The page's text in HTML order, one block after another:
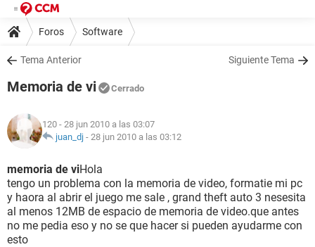
Foros Software
Tema Anterior Siguiente Tema
Memoria de vi Cerrado
120 - 28 jun 2010 a las 03:07
juan_dj - 28 jun 2010 a las 03:12
memoria de viHola
tengo un problema con la memoria de video, formatie mi pc
y haora al abrir el juego me sale , grand theft auto 3 nesesita
al menos 12MB de espacio de memoria de video.que antes
no me pedia eso y no se que hacer si pueden ayudarme con
esto